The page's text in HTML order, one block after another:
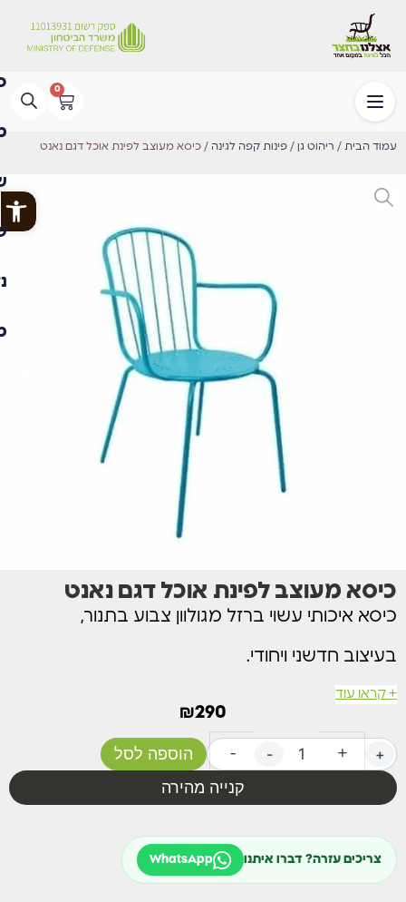
0
עמוד הבית / ריהוט גן / פינות קפה לגינה / כיסא מעוצב לפינת אוכל דגם נאנט
כיסא מעוצב לפינת אוכל דגם נאנט
כיסא איכותי עשוי ברזל מגולוון צבוע בתנור,
בעיצוב חדשני ויחודי.
צבע טורקיז מודרני
זמין במלאי לאספקה מיידית!
מידות הכיסא: W54.5 X D40.5 X H86.5
✅ אפשרות להרכבת המוצר בתוספת תשלום
בתיאום מראש בטלפון 089100691
✅ תנאי תשלום נוחים:
+ קראו עוד
₪290
- - + +
הוספה לסל
קנייה מהירה
צריכים עזרה? דברו איתנו WhatsApp